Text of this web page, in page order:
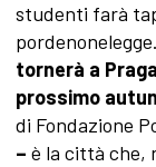
studenti farà
tornerà a
prossimo
di Fondazione
– è la città che,